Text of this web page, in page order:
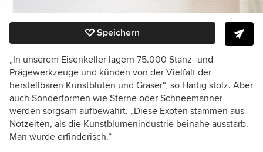
Speichern
„In unserem Eisenkeller lagern 75.000 Stanz- und
Prägewerkzeuge und künden von der Vielfalt der
herstellbaren Kunstblüten und Gräser“, so Hartig stolz. Aber
auch Sonderformen wie Sterne oder Schneemänner
werden sorgsam aufbewahrt. „Diese Exoten stammen aus
Notzeiten, als die Kunstblumenindustrie beinahe ausstarb.
Man wurde erfinderisch.“